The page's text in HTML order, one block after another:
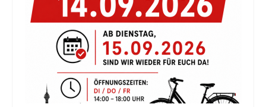
tout terrain pamir / appia / belair / divide
urban arrow familynext pro / 2026 / 100nm
impressum